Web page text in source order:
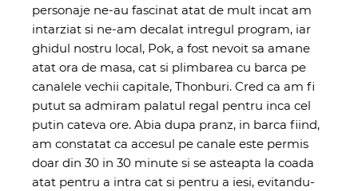
personaje ne-au fascinat atat de mult incat am
intarziat si ne-am decalat intregul program, iar
ghidul nostru local, Pok, a fost nevoit sa amane
atat ora de masa, cat si plimbarea cu barca pe
canalele vechii capitale, Thonburi. Cred ca am fi
putut sa admiram palatul regal pentru inca cel
putin cateva ore. Abia dupa pranz, in barca fiind,
am constatat ca accesul pe canale este permis
doar din 30 in 30 minute si se asteapta la coada
atat pentru a intra cat si pentru a iesi, evitandu-